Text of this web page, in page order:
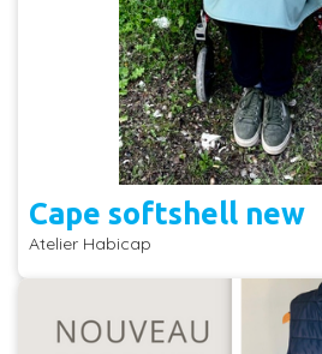
Cape softshell new
Atelier Habicap